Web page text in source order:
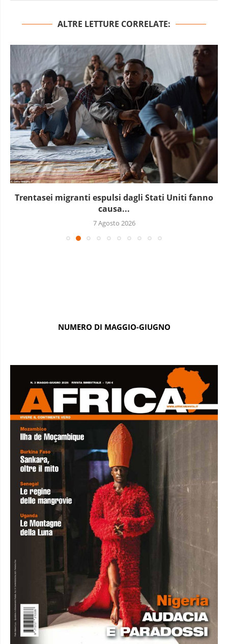
ALTRE LETTURE CORRELATE:
Trentasei migranti espulsi dagli Stati Uniti fanno
causa...
7 Agosto 2026
NUMERO DI MAGGIO-GIUGNO